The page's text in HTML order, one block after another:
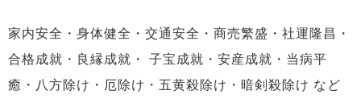
家内安全・身体健全・交通安全・商売繁盛・社運隆昌・
合格成就・良縁成就・
子宝成就・安産成就・当病平
癒・八方除け・厄除け・五黄殺除け・暗剣殺除け など